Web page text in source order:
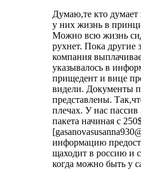
Думаю,те кто думает
у них жизнь в
Можно всю жизнь
рухнет. Пока другие
компания
указывалось в
прищедент и вице
видели. Документы
представлены.
плечах. У нас
пакета начиная с
информацию
щаходит в россию и
когда можно быть у